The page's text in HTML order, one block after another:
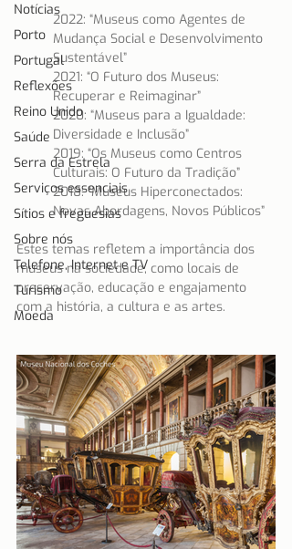
Notícias
Porto
Portugal
Reflexões
Reino Unido
Saúde
Serra da Estrela
Serviços essenciais
Sítios e freguesias
Sobre nós
Telefone, Internet e TV
Turismo
Moeda
2022: “Museus como Agentes de
Mudança Social e Desenvolvimento
Sustentável”
2021: “O Futuro dos Museus:
Recuperar e Reimaginar”
2020: “Museus para a Igualdade:
Diversidade e Inclusão”
2019: “Os Museus como Centros
Culturais: O Futuro da Tradição”
2018: “Museus Hiperconectados:
Novas Abordagens, Novos Públicos”
Estes temas refletem a importância dos
museus na sociedade, como locais de
preservação, educação e engajamento
com a história, a cultura e as artes.